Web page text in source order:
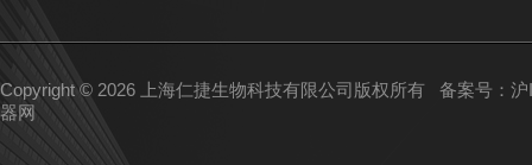
Copyright © 2026 上海仁捷生物科技有限公司版权所有 备案号：
器网